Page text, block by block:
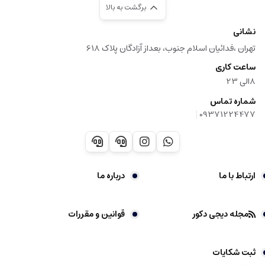
برگشت به بالا
نشانی
تهران ،فدائیان اسلام جنوب، بعداز آزادگان پلاک 618
ساعت کاری
8الی 23
شماره تماس
09371224477
|
ارتباط با ما درباره ما
مجله دیجی دکور قوانین و مقررات
ثبت شکایات